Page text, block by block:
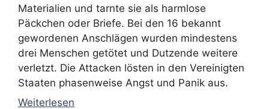
Materialien und tarnte sie als harmlose
Päckchen oder Briefe. Bei den 16 bekannt
gewordenen Anschlägen wurden mindestens
drei Menschen getötet und Dutzende weitere
verletzt. Die Attacken lösten in den Vereinigten
Staaten phasenweise Angst und Panik aus.
Weiterlesen